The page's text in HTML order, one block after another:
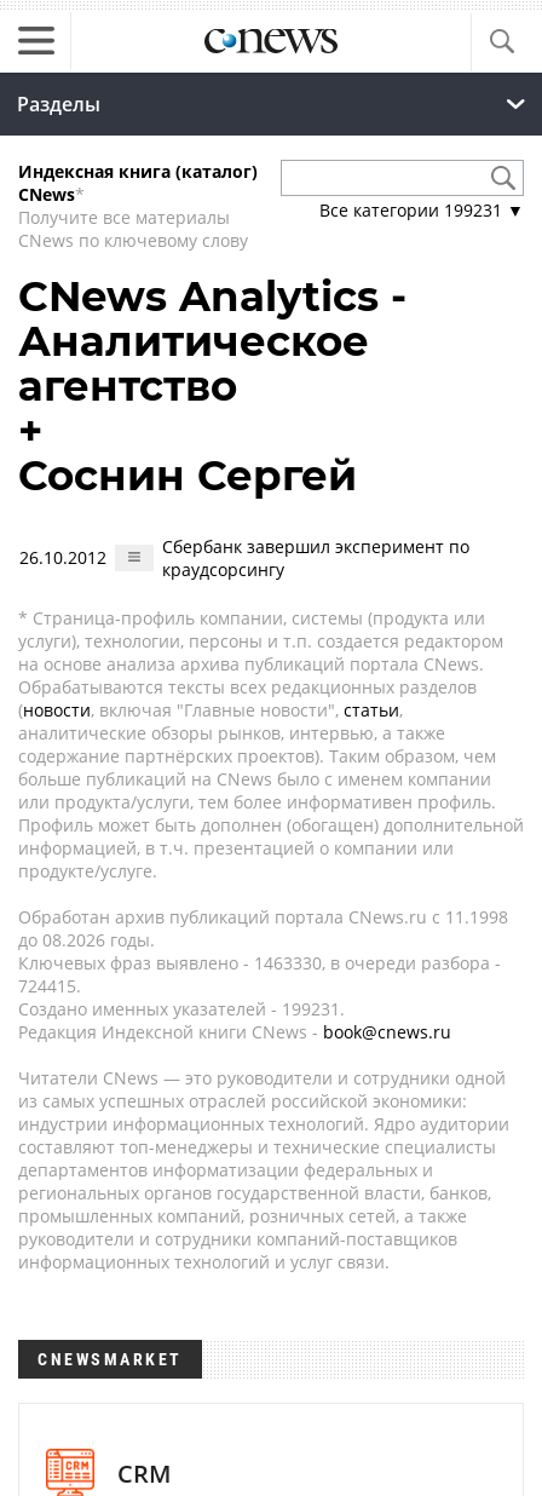
Разделы
Индексная книга (каталог)
CNews*
Получите все материалы
CNews по ключевому слову
Все категории 199231 ▼
CNews Analytics -
Аналитическое
агентство
+
Соснин Сергей
26.10.2012
Сбербанк завершил эксперимент по
краудсорсингу
* Страница-профиль компании, системы (продукта или
услуги), технологии, персоны и т.п. создается редактором
на основе анализа архива публикаций портала CNews.
Обрабатываются тексты всех редакционных разделов
(новости, включая "Главные новости", статьи,
аналитические обзоры рынков, интервью, а также
содержание партнёрских проектов). Таким образом, чем
больше публикаций на CNews было с именем компании
или продукта/услуги, тем более информативен профиль.
Профиль может быть дополнен (обогащен) дополнительной
информацией, в т.ч. презентацией о компании или
продукте/услуге.
Обработан архив публикаций портала CNews.ru c 11.1998
до 08.2026 годы.
Ключевых фраз выявлено - 1463330, в очереди разбора -
724415.
Создано именных указателей - 199231.
Редакция Индексной книги CNews - book@cnews.ru
Читатели CNews — это руководители и сотрудники одной
из самых успешных отраслей российской экономики:
индустрии информационных технологий. Ядро аудитории
составляют топ-менеджеры и технические специалисты
департаментов информатизации федеральных и
региональных органов государственной власти, банков,
промышленных компаний, розничных сетей, а также
руководители и сотрудники компаний-поставщиков
информационных технологий и услуг связи.
CNEWSMARKET
CRM